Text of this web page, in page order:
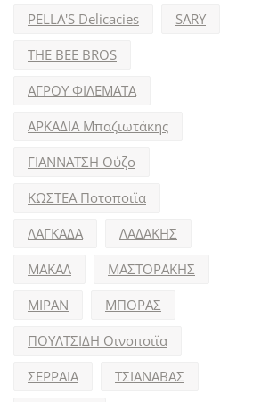
PELLA'S Delicacies
SARY
THE BEE BROS
ΑΓΡΟΥ ΦΙΛΕΜΑΤΑ
ΑΡΚΑΔΙΑ Μπαζιωτάκης
ΓΙΑΝΝΑΤΣΗ Ούζο
ΚΩΣΤΕΑ Ποτοποιϊα
ΛΑΓΚΑΔΑ
ΛΑΔΑΚΗΣ
ΜΑΚΑΛ
ΜΑΣΤΟΡΑΚΗΣ
ΜΙΡΑΝ
ΜΠΟΡΑΣ
ΠΟΥΛΤΣΙΔΗ Οινοποιϊα
ΣΕΡΡΑΙΑ
ΤΣΙΑΝΑΒΑΣ